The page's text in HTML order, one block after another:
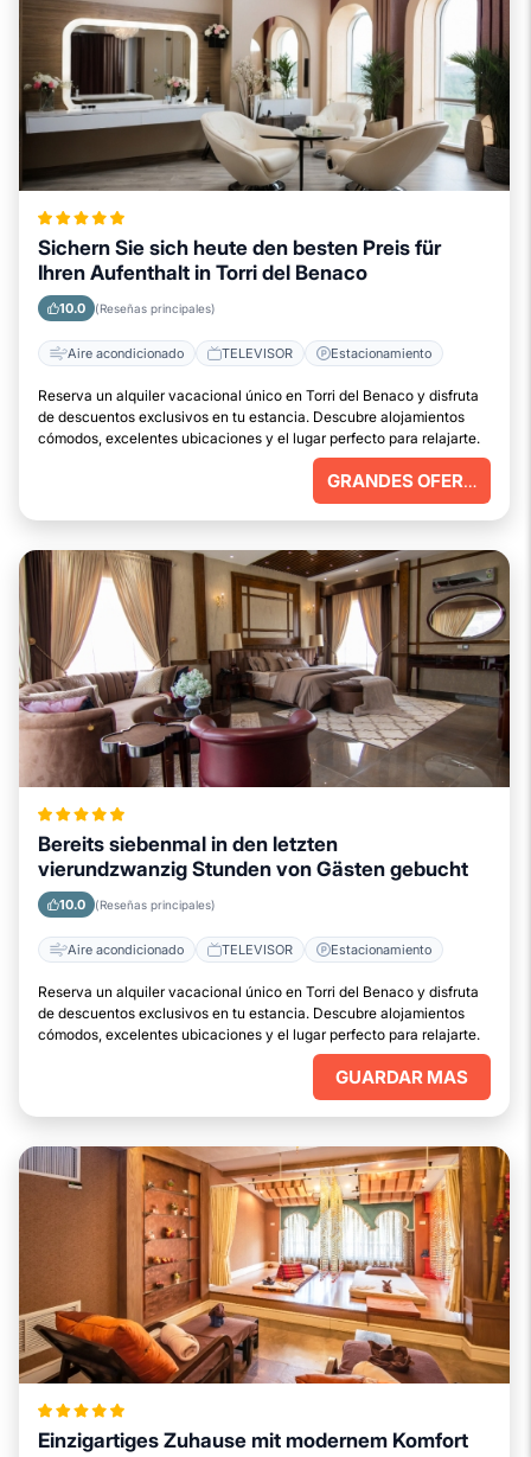
Sichern Sie sich heute den besten Preis für
Ihren Aufenthalt in Torri del Benaco
10.0 (Reseñas principales)
Aire acondicionado TELEVISOR Estacionamiento
Reserva un alquiler vacacional único en Torri del Benaco y disfruta
de descuentos exclusivos en tu estancia. Descubre alojamientos
cómodos, excelentes ubicaciones y el lugar perfecto para relajarte.
GRANDES OFERTAS
Bereits siebenmal in den letzten
vierundzwanzig Stunden von Gästen gebucht
10.0 (Reseñas principales)
Aire acondicionado TELEVISOR Estacionamiento
Reserva un alquiler vacacional único en Torri del Benaco y disfruta
de descuentos exclusivos en tu estancia. Descubre alojamientos
cómodos, excelentes ubicaciones y el lugar perfecto para relajarte.
GUARDAR MAS
Einzigartiges Zuhause mit modernem Komfort